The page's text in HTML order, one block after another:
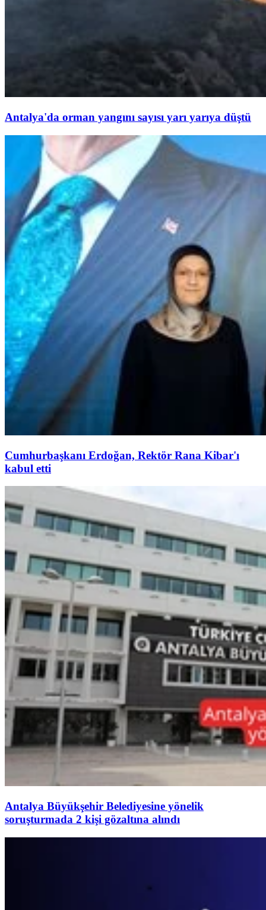
Antalya'da orman yangını sayısı yarı yarıya düştü
Cumhurbaşkanı Erdoğan, Rektör Rana Kibar'ı
kabul etti
Antalya Büyükşehir Belediyesine yönelik
soruşturmada 2 kişi gözaltına alındı